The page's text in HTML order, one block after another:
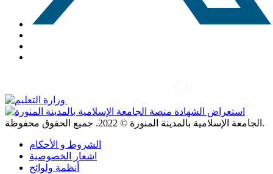
الجامعة الإسلامية بالمدينة المنورة © 2022 . جميع الحقوق محفوظة.
الشروط و الأحكام
اشعار الخصوصية
أنظمة ولوائح